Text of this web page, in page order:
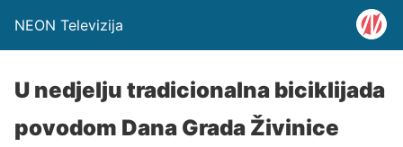
NEON Televizija
U nedjelju tradicionalna biciklijada
povodom Dana Grada Živinice